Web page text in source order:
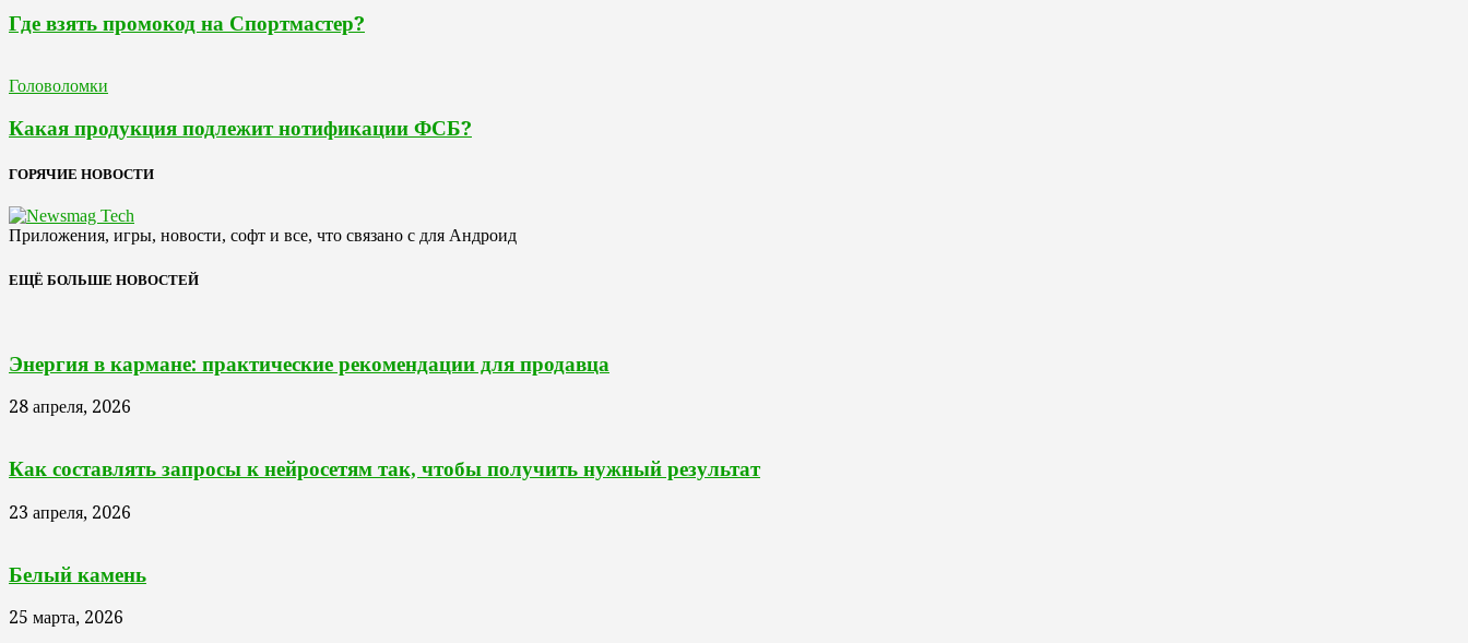
Где взять промокод на Спортмастер?
Головоломки
Какая продукция подлежит нотификации ФСБ?
ГОРЯЧИЕ НОВОСТИ
Приложения, игры, новости, софт и все, что связано с для Андроид
ЕЩЁ БОЛЬШЕ НОВОСТЕЙ
Энергия в кармане: практические рекомендации для продавца
28 апреля, 2026
Как составлять запросы к нейросетям так, чтобы получить нужный результат
23 апреля, 2026
Белый камень
25 марта, 2026